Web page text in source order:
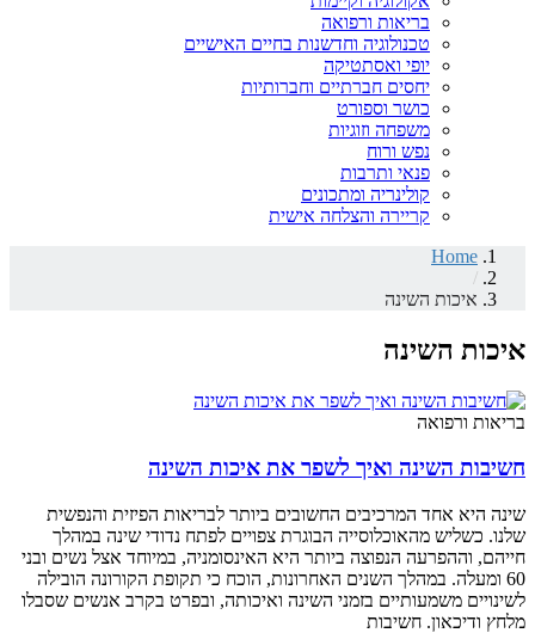
בריאות ורפואה
טכנולוגיה וחדשנות בחיים האישיים
יופי ואסתטיקה
יחסים חברתיים וחברותיות
כושר וספורט
משפחה וזוגיות
נפש ורוח
פנאי ותרבות
קולינריה ומתכונים
קריירה והצלחה אישית
Home
/
איכות השינה
איכות השינה
בריאות ורפואה
חשיבות השינה ואיך לשפר את איכות השינה
שינה היא אחד המרכיבים החשובים ביותר לבריאות הפיזית והנפשית
שלנו. כשליש מהאוכלוסייה הבוגרת צפויים לפתח נדודי שינה במהלך
חייהם, וההפרעה הנפוצה ביותר היא האינסומניה, במיוחד אצל נשים ובני
60 ומעלה. במהלך השנים האחרונות, הוכח כי תקופת הקורונה הובילה
לשינויים משמעותיים בזמני השינה ואיכותה, ובפרט בקרב אנשים שסבלו
מלחץ ודיכאון. חשיבות